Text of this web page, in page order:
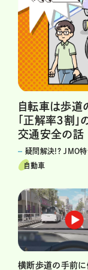
自転車は歩道
「正解率3割
交通安全の話
疑問解決!? JMO特
自動車
横断歩道の手前